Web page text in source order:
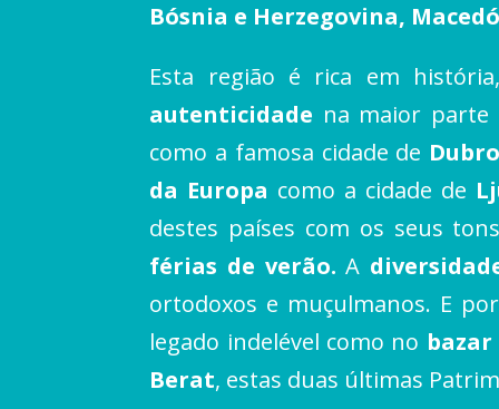
Bósnia e Herzegovina,
Esta região é rica em
autenticidade na maior parte
como a famosa cidade de
da Europa como a cidade de
destes países com os seus
férias de verão.A
ortodoxos e muçulmanos. E
legado indelével como no
Berat, estas duas últimas